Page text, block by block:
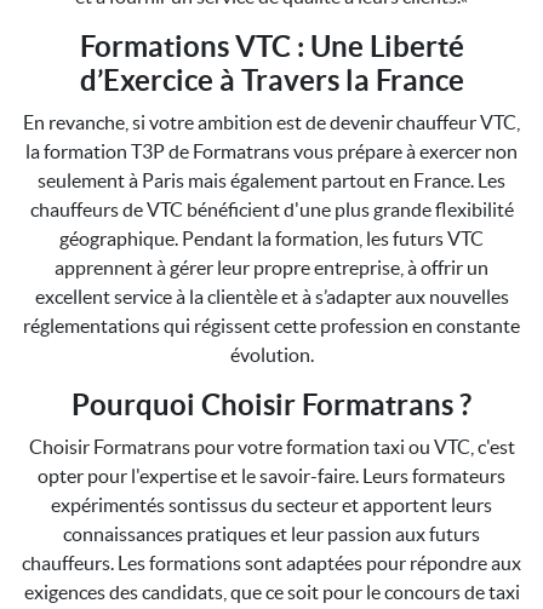
Formations VTC : Une Liberté
d’Exercice à Travers la France
En revanche, si votre ambition est de devenir chauffeur VTC,
la formation T3P de Formatrans vous prépare à exercer non
seulement à Paris mais également partout en France. Les
chauffeurs de VTC bénéficient d'une plus grande flexibilité
géographique. Pendant la formation, les futurs VTC
apprennent à gérer leur propre entreprise, à offrir un
excellent service à la clientèle et à s’adapter aux nouvelles
réglementations qui régissent cette profession en constante
évolution.
Pourquoi Choisir Formatrans ?
Choisir Formatrans pour votre formation taxi ou VTC, c'est
opter pour l'expertise et le savoir-faire. Leurs formateurs
expérimentés sontissus du secteur et apportent leurs
connaissances pratiques et leur passion aux futurs
chauffeurs. Les formations sont adaptées pour répondre aux
exigences des candidats, que ce soit pour le concours de taxi